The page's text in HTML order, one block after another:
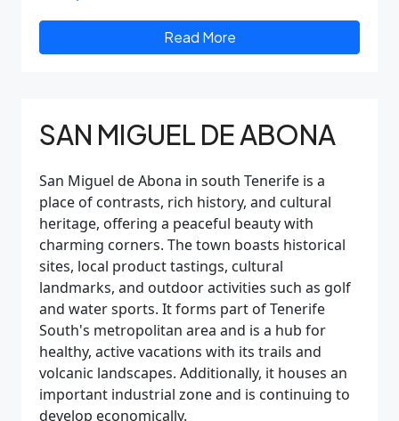
Read More
SAN MIGUEL DE ABONA
San Miguel de Abona in south Tenerife is a
place of contrasts, rich history, and cultural
heritage, offering a peaceful beauty with
charming corners. The town boasts historical
sites, local product tastings, cultural
landmarks, and outdoor activities such as golf
and water sports. It forms part of Tenerife
South's metropolitan area and is a hub for
healthy, active vacations with its trails and
volcanic landscapes. Additionally, it houses an
important industrial zone and is continuing to
develop economically.